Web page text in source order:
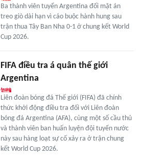
Ba thành viên tuyển Argentina đối mặt án
treo giò dài hạn vì cáo buộc hành hung sau
trận thua Tây Ban Nha 0-1 ở chung kết World
Cup 2026.
FIFA điều tra á quân thế giới
Argentina
Liên đoàn bóng đá Thế giới (FIFA) đã chính
thức khởi động điều tra đối với Liên đoàn
bóng đá Argentina (AFA), cùng một số cầu thủ
và thành viên ban huấn luyện đội tuyển nước
này sau hàng loạt sự cố xảy ra ở trận chung
kết World Cup 2026.